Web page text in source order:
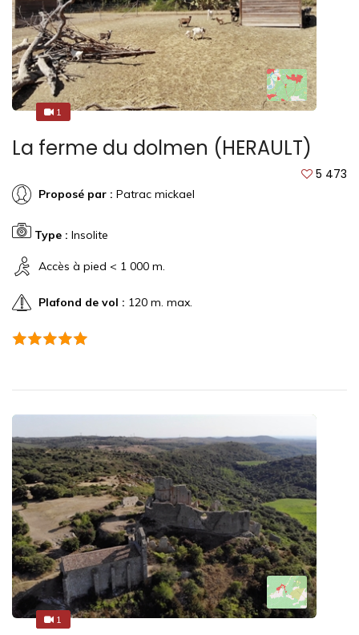
11
La ferme du dolmen (HERAULT)
5 473
Proposé par : Patrac mickael
Type : Insolite
Accès à pied < 1 000 m.
Plafond de vol : 120 m. max.
11